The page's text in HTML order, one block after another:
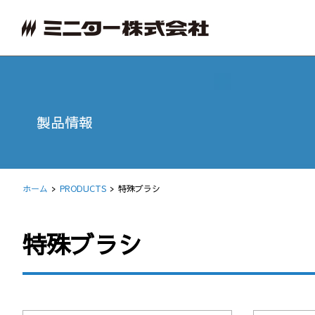
製品情報
ホーム PRODUCTS 特殊ブラシ
特殊ブラシ